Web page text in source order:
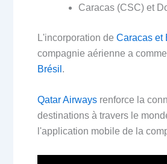
Caracas (CSC) et
L'incorporation de Caracas et
compagnie aérienne a
Brésil .
Qatar Airways renforce la
destinations à travers le
l'application mobile de la